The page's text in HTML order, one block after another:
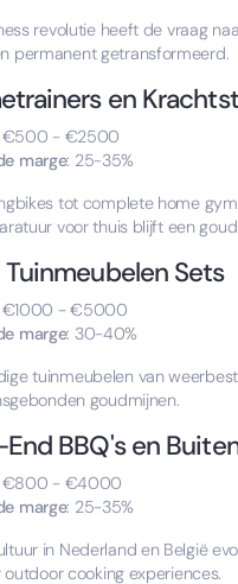
revolutie heeft de vraag
permanent getransformeerd.
en
€500 - €2500
marge: 25-35%
tot complete home
voor thuis blijft een
Tuinmeubelen Sets
€1000 - €5000
marge: 30-40%
tuinmeubelen van
goudmijnen.
BBQ's en
€800 - €4000
marge: 25-35%
in Nederland en België
outdoor cooking experiences.